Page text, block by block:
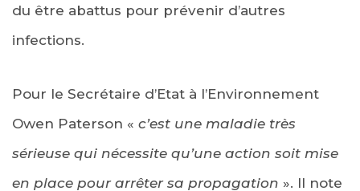
du être abattus pour prévenir d’autres
infections.
Pour le Secrétaire d’Etat à l’Environnement
Owen Paterson « c’est une maladie très
sérieuse qui nécessite qu’une action soit mise
en place pour arrêter sa propagation ». Il note